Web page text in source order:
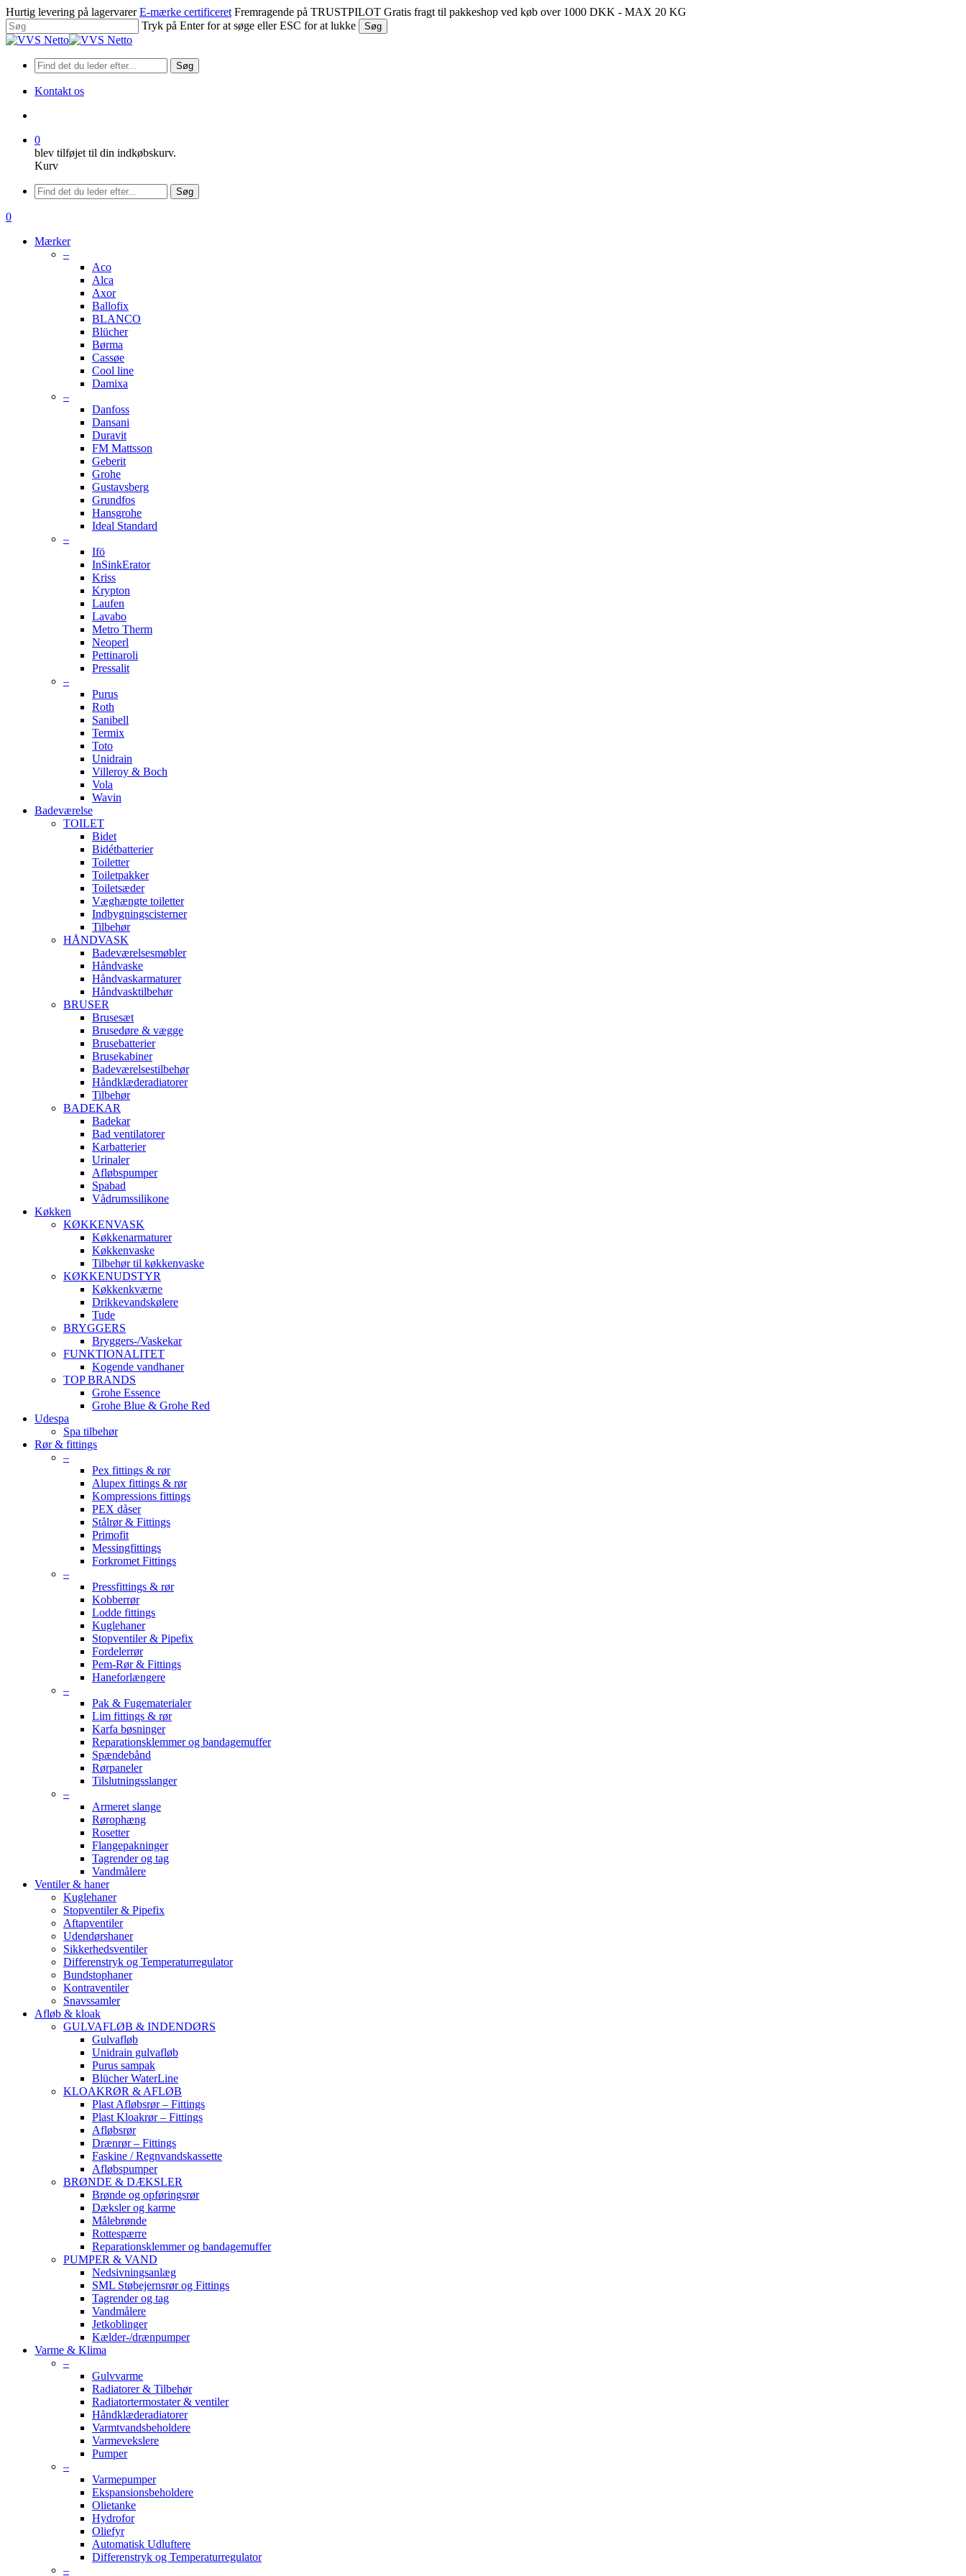
Spring
til
hovedindhold
Hurtig levering på lagervarer E-mærke certificeret Fremragende på TRUSTPILOT Gratis fragt til pakkeshop ved køb over 1000 DKK - MAX 20 KG
Tryk på Enter for at søge eller ESC for at lukke
Søg
Luk
Søg
Kontakt os
0
blev tilføjet til din indkøbskurv.
Kurv
Menu
Søg
søge
0
Mærker
–
Aco
Alca
Axor
Ballofix
BLANCO
Blücher
Børma
Cassøe
Cool line
Damixa
–
Danfoss
Dansani
Duravit
FM Mattsson
Geberit
Grohe
Gustavsberg
Grundfos
Hansgrohe
Ideal Standard
–
Ifö
InSinkErator
Kriss
Krypton
Laufen
Lavabo
Metro Therm
Neoperl
Pettinaroli
Pressalit
–
Purus
Roth
Sanibell
Termix
Toto
Unidrain
Villeroy & Boch
Vola
Wavin
Badeværelse
TOILET
Bidet
Bidétbatterier
Toiletter
Toiletpakker
Toiletsæder
Væghængte toiletter
Indbygningscisterner
Tilbehør
HÅNDVASK
Badeværelsesmøbler
Håndvaske
Håndvaskarmaturer
Håndvasktilbehør
BRUSER
Brusesæt
Brusedøre & vægge
Brusebatterier
Brusekabiner
Badeværelsestilbehør
Håndklæderadiatorer
Tilbehør
BADEKAR
Badekar
Bad ventilatorer
Karbatterier
Urinaler
Afløbspumper
Spabad
Vådrumssilikone
Køkken
KØKKENVASK
Køkkenarmaturer
Køkkenvaske
Tilbehør til køkkenvaske
KØKKENUDSTYR
Køkkenkværne
Drikkevandskølere
Tude
BRYGGERS
Bryggers-/Vaskekar
FUNKTIONALITET
Kogende vandhaner
TOP BRANDS
Grohe Essence
Grohe Blue & Grohe Red
Udespa
Spa tilbehør
Rør & fittings
–
Pex fittings & rør
Alupex fittings & rør
Kompressions fittings
PEX dåser
Stålrør & Fittings
Primofit
Messingfittings
Forkromet Fittings
–
Pressfittings & rør
Kobberrør
Lodde fittings
Kuglehaner
Stopventiler & Pipefix
Fordelerrør
Pem-Rør & Fittings
Haneforlængere
–
Pak & Fugematerialer
Lim fittings & rør
Karfa bøsninger
Reparationsklemmer og bandagemuffer
Spændebånd
Rørpaneler
Tilslutningsslanger
–
Armeret slange
Rørophæng
Rosetter
Flangepakninger
Tagrender og tag
Vandmålere
Ventiler & haner
Kuglehaner
Stopventiler & Pipefix
Aftapventiler
Udendørshaner
Sikkerhedsventiler
Differenstryk og Temperaturregulator
Bundstophaner
Kontraventiler
Snavssamler
Afløb & kloak
GULVAFLØB & INDENDØRS
Gulvafløb
Unidrain gulvafløb
Purus sampak
Blücher WaterLine
KLOAKRØR & AFLØB
Plast Afløbsrør – Fittings
Plast Kloakrør – Fittings
Afløbsrør
Drænrør – Fittings
Faskine / Regnvandskassette
Afløbspumper
BRØNDE & DÆKSLER
Brønde og opføringsrør
Dæksler og karme
Målebrønde
Rottespærre
Reparationsklemmer og bandagemuffer
PUMPER & VAND
Nedsivningsanlæg
SML Støbejernsrør og Fittings
Tagrender og tag
Vandmålere
Jetkoblinger
Kælder-/drænpumper
Varme & Klima
–
Gulvvarme
Radiatorer & Tilbehør
Radiatortermostater & ventiler
Håndklæderadiatorer
Varmtvandsbeholdere
Varmevekslere
Pumper
–
Varmepumper
Ekspansionsbeholdere
Olietanke
Hydrofor
Oliefyr
Automatisk Udluftere
Differenstryk og Temperaturregulator
–